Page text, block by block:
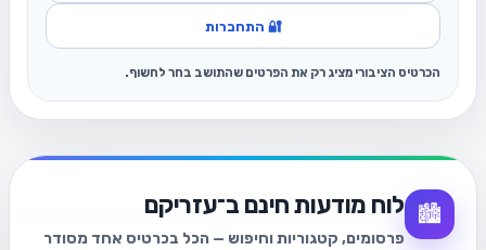
🔐 התחברות
הכרטיס הציבורי מציג רק את הפרטים שהתושב בחר לחשוף.
🏙️ לוח מודעות חינם ב־עזריקם
פרסומים, קטגוריות וחיפוש — הכל בכרטיס אחד מסודר